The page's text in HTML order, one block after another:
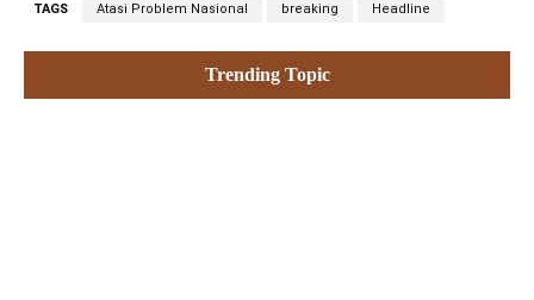
TAGS Atasi Problem Nasional breaking Headline
Trending Topic